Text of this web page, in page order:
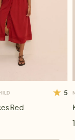
5
Red